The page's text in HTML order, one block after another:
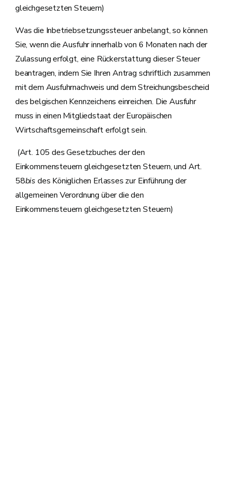
gleichgesetzten Steuern)
Was die Inbetriebsetzungssteuer anbelangt, so können
Sie, wenn die Ausfuhr innerhalb von 6 Monaten nach der
Zulassung erfolgt, eine Rückerstattung dieser Steuer
beantragen, indem Sie Ihren Antrag schriftlich zusammen
mit dem Ausfuhrnachweis und dem Streichungsbescheid
des belgischen Kennzeichens einreichen. Die Ausfuhr
muss in einen Mitgliedstaat der Europäischen
Wirtschaftsgemeinschaft erfolgt sein.
(Art. 105 des Gesetzbuches der den
Einkommensteuern gleichgesetzten Steuern, und Art.
58bis des Königlichen Erlasses zur Einführung der
allgemeinen Verordnung über die den
Einkommensteuern gleichgesetzten Steuern)